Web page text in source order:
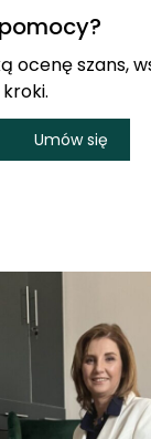
ocenę szans,
Umów się